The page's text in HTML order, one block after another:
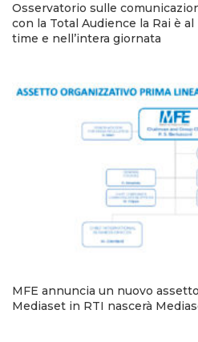
Osservatorio sulle
con la Total Audience la Rai è
time e nell’intera giornata
MFE annuncia un nuovo
Mediaset in RTI nascerà